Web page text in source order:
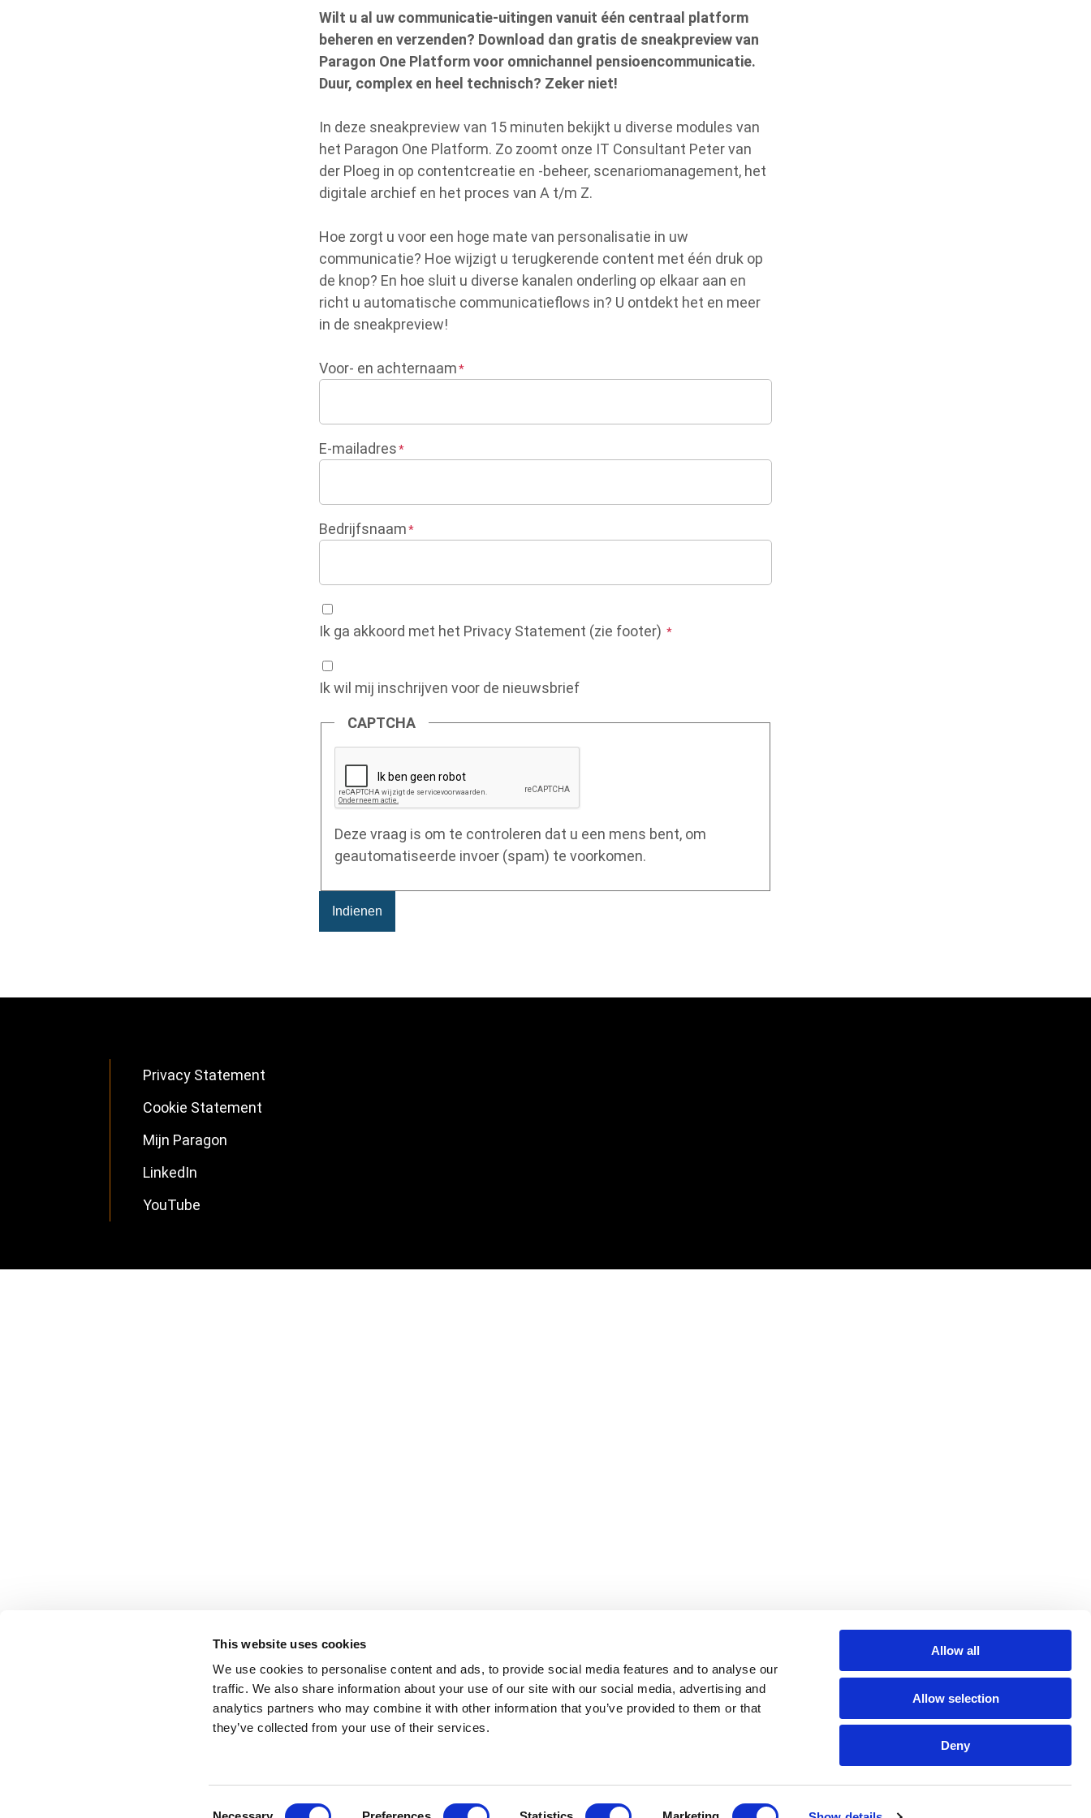
This website uses cookies
We use cookies to personalise content and ads, to provide social media features and to analyse our
traffic. We also share information about your use of our site with our social media, advertising and
analytics partners who may combine it with other information that you’ve provided to them or that
they’ve collected from your use of their services.
Allow all
Allow selection
Deny
Wilt u al uw communicatie-uitingen vanuit één centraal platform
beheren en verzenden? Download dan gratis de sneakpreview van
Paragon One Platform voor omnichannel pensioencommunicatie.
Duur, complex en heel technisch? Zeker niet!
In deze sneakpreview van 15 minuten bekijkt u diverse modules van
het Paragon One Platform. Zo zoomt onze IT Consultant Peter van
der Ploeg in op contentcreatie en -beheer, scenariomanagement, het
digitale archief en het proces van A t/m Z.
Hoe zorgt u voor een hoge mate van personalisatie in uw
communicatie? Hoe wijzigt u terugkerende content met één druk op
de knop? En hoe sluit u diverse kanalen onderling op elkaar aan en
richt u automatische communicatieflows in? U ontdekt het en meer
in de sneakpreview!
Voor- en achternaam
E-mailadres
Bedrijfsnaam
Ik ga akkoord met het Privacy Statement (zie footer)
Ik wil mij inschrijven voor de nieuwsbrief
CAPTCHA
Deze vraag is om te controleren dat u een mens bent, om
geautomatiseerde invoer (spam) te voorkomen.
Footer
Privacy Statement
Cookie Statement
Mijn Paragon
LinkedIn
YouTube